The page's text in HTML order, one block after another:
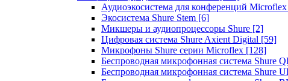
Аудиоэкосистема для конференций Microflex
Экосистема Shure Stem [6]
Микшеры и аудиопроцессоры Shure [2]
Цифровая система Shure Axient Digital [59]
Микрофоны Shure серии Microflex [128]
Беспроводная микрофонная система Shure
Беспроводная микрофонная система Shure